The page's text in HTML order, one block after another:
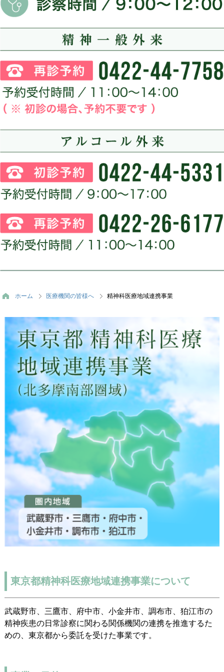
ホーム 医療機関の皆様へ 精神科医療地域連携事業
東京都精神科医療地域連携事業について
武蔵野市、三鷹市、府中市、小金井市、調布市、狛江市の
精神疾患の日常診察に関わる関係機関の連携を推進するた
めの、東京都から委託を受けた事業です。